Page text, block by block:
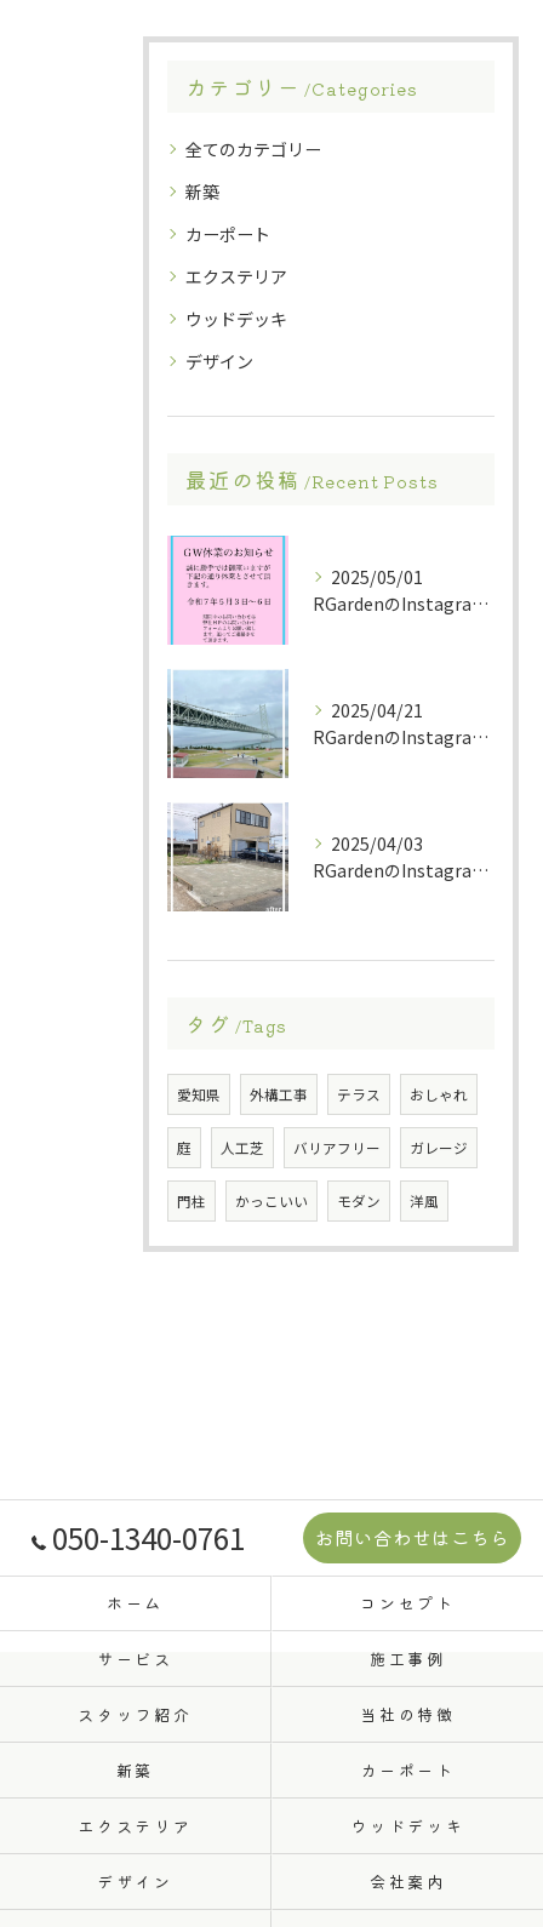
カテゴリー Categories
全てのカテゴリー
新築
カーポート
エクステリア
ウッドデッキ
デザイン
最近の投稿 Recent Posts
2025/05/01
RGardenのInstagramへお越し頂き有難う御座いま...
2025/04/21
RGardenのInstagramへお越し頂き有難う御座いま...
2025/04/03
RGardenのInstagramへお越し頂き有難う御座いま...
タグ Tags
愛知県 外構工事 テラス おしゃれ
庭 人工芝 バリアフリー ガレージ
門柱 かっこいい モダン 洋風
050-1340-0761 お問い合わせはこちら
ホーム コンセプト
サービス 施工事例
スタッフ紹介 当社の特徴
新築 カーポート
エクステリア ウッドデッキ
デザイン 会社案内